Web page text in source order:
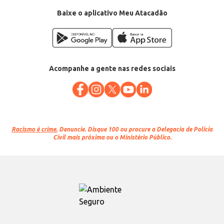
Baixe o aplicativo Meu Atacadão
Acompanhe a gente nas redes sociais
Racismo é crime. Denuncie. Disque 100 ou procure a Delegacia de Polícia
Civil mais próxima ou o Ministério Público.